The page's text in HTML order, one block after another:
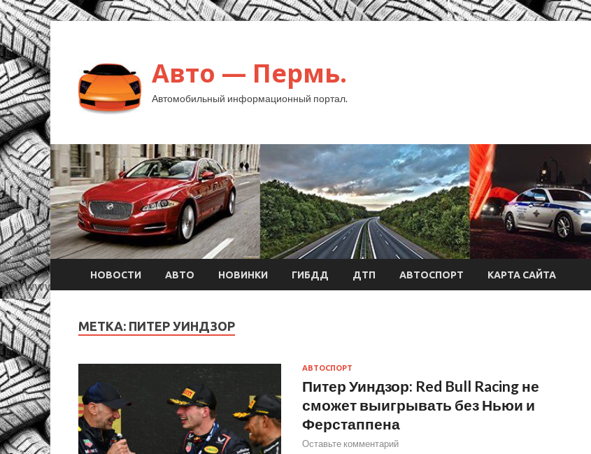
Авто — Пермь.
Автомобильный информационный портал.
НОВОСТИ АВТО НОВИНКИ ГИБДД ДТП АВТОСПОРТ КАРТА САЙТА
МЕТКА: ПИТЕР УИНДЗОР
АВТОСПОРТ
Питер Уиндзор: Red Bull Racing не
сможет выигрывать без Ньюи и
Ферстаппена
Оставьте комментарий